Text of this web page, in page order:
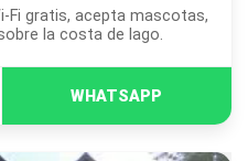
sobre la costa de lago.